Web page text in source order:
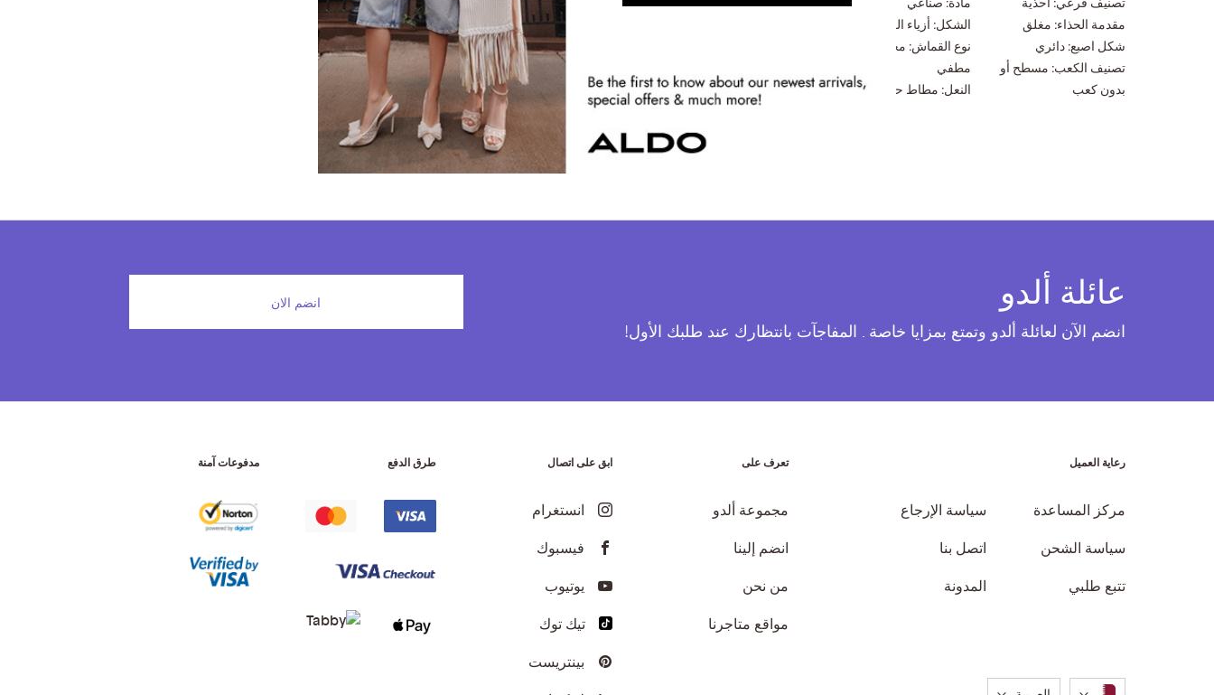
تصنيف فرعي: أحذية
مقدمة الحذاء: مغلق
شكل اصبع: دائري
تصنيف الكعب: مسطح أو
بدون كعب
مادة: صناعي
الشكل: أزياء الرياضيين
نوع القماش: مختلط
مطفي
النعل: مطاط حراري
الطول: 31 CM
العرض: 12 سم
عائلة ألدو
انضم الآن لعائلة ألدو وتمتع بمزايا خاصة . المفاجآت بانتظارك عند طلبك الأول!
انضم الان
رعاية العميل
مركز المساعدة
سياسة الإرجاع
سياسة الشحن
اتصل بنا
تتبع طلبي
المدونة
تعرف على
مجموعة ألدو
انضم إلينا
من نحن
مواقع متاجرنا
ابق على اتصال
انستغرام
فيسبوك
يوتيوب
تيك توك
بينتريست
طرق الدفع مدفوعات آمنة
لغة